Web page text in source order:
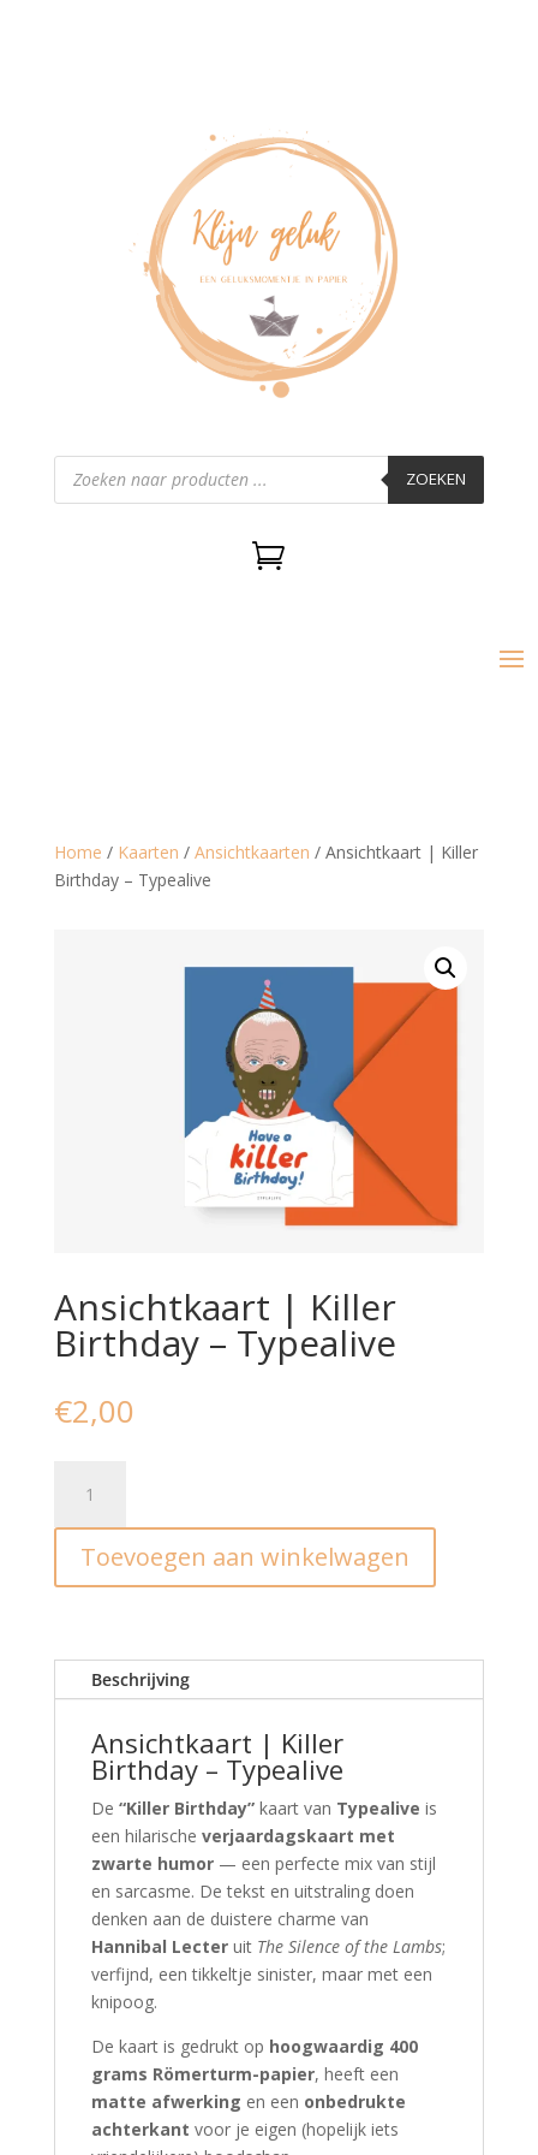
Producten
zoeken ZOEKEN

Home / Kaarten / Ansichtkaarten / Ansichtkaart | Killer
Birthday – Typealive
Ansichtkaart | Killer
Birthday – Typealive
€2,00
Killer
Birthday
–
Toevoegen aan winkelwagen
Beschrijving
Ansichtkaart | Killer
Birthday – Typealive
De “Killer Birthday”kaart van Typealive is
een hilarische verjaardagskaart met
zwarte humor— een perfecte mix van stijl
en sarcasme. De tekst en uitstraling doen
denken aan de duistere charme van
Hannibal Lecteruit The Silence of the Lambs;
verfijnd, een tikkeltje sinister, maar met een
knipoog.
De kaart is gedrukt op hoogwaardig 400
grams Römerturm-papier, heeft een
matte afwerking en een onbedrukte
achterkant voor je eigen (hopelijk iets